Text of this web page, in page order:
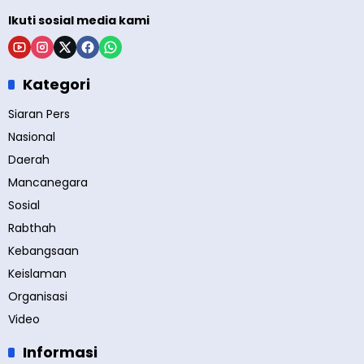
Ikuti sosial media kami
Kategori
Siaran Pers
Nasional
Daerah
Mancanegara
Sosial
Rabthah
Kebangsaan
Keislaman
Organisasi
Video
Informasi